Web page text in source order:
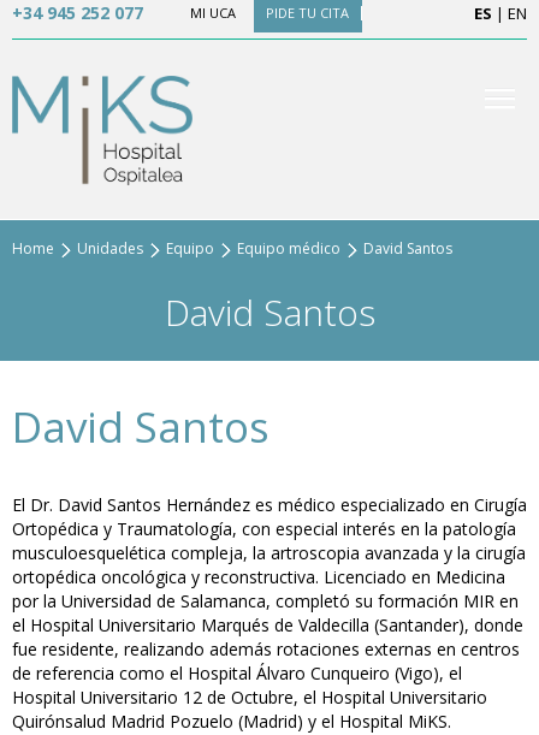
+34 945 252 077 MI UCA PIDE TU CITA ES | EN
Home Unidades Equipo Equipo médico David Santos
David Santos
David Santos
El Dr. David Santos Hernández es médico especializado en Cirugía
Ortopédica y Traumatología, con especial interés en la patología
musculoesquelética compleja, la artroscopia avanzada y la cirugía
ortopédica oncológica y reconstructiva. Licenciado en Medicina
por la Universidad de Salamanca, completó su formación MIR en
el Hospital Universitario Marqués de Valdecilla (Santander), donde
fue residente, realizando además rotaciones externas en centros
de referencia como el Hospital Álvaro Cunqueiro (Vigo), el
Hospital Universitario 12 de Octubre, el Hospital Universitario
Quirónsalud Madrid Pozuelo (Madrid) y el Hospital MiKS.